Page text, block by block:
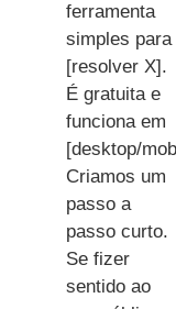
ferramenta
simples para
[resolver X].
É gratuita e
funciona em
[desktop/
Criamos um
passo a
passo curto.
Se fizer
sentido ao